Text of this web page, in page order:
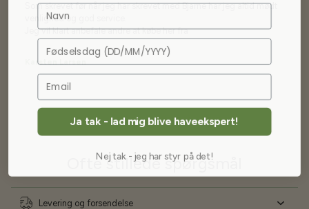
Som skrevet før når jeg har skrevet med Bjarne har jeg altid mødt
venlighed og god service.
Jeg vil klart anbefale andre at købe her fra
Karsten Larsen
Ofte stillede spørgsmål
Levering og forsendelse
Navn
Fødselsdag
Ja tak - lad mig blive haveekspert!
Nej tak - jeg har styr på det!